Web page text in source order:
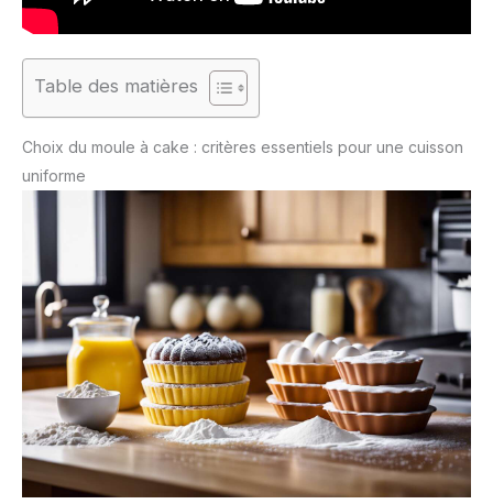
Table des matières
Choix du moule à cake : critères essentiels pour une cuisson
uniforme